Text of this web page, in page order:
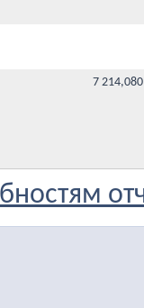
7 214,080